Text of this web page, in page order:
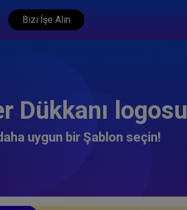
Bizi İşe Alın
Dükkanı logosu
uygun bir Şablon seçin!